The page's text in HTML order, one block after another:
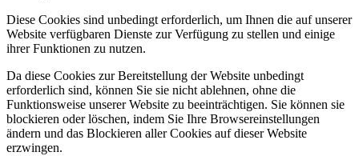
Diese Cookies sind unbedingt erforderlich, um Ihnen die auf unserer
Website verfügbaren Dienste zur Verfügung zu stellen und einige
ihrer Funktionen zu nutzen.
Da diese Cookies zur Bereitstellung der Website unbedingt
erforderlich sind, können Sie sie nicht ablehnen, ohne die
Funktionsweise unserer Website zu beeinträchtigen. Sie können sie
blockieren oder löschen, indem Sie Ihre Browsereinstellungen
ändern und das Blockieren aller Cookies auf dieser Website
erzwingen.